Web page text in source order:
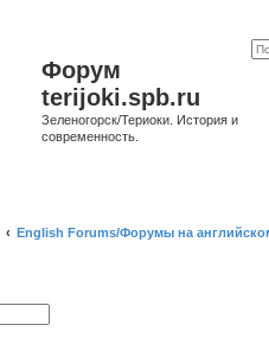
Форум
terijoki.spb.ru
Зеленогорск/Териоки. История и
современность.
English Forums/Форумы на